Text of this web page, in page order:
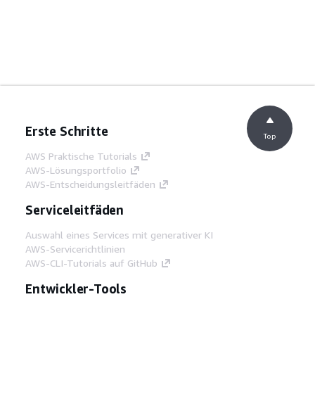
Erste Schritte
AWS Praktische Tutorials
AWS-Lösungsportfolio
AWS-Entscheidungsleitfäden
Serviceleitfäden
Auswahl eines Services mit generativer KI
AWS-Servicerichtlinien
AWS-CLI-Tutorials auf GitHub
Entwickler-Tools
Top